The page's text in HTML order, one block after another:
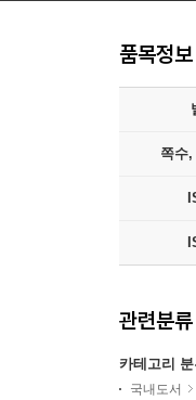
품목정보
쪽수,
관련분류
카테고리
국내도서